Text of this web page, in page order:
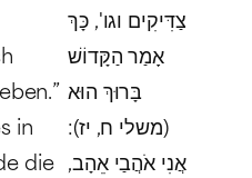
in
die
צַדִּיקִים וגו', כָּךְ
אָמַר הַקָּדוֹשׁ
בָּרוּךְ הוּא
(משלי ח, יז):
אֲנִי אֹהֲבַי אֵהָב,